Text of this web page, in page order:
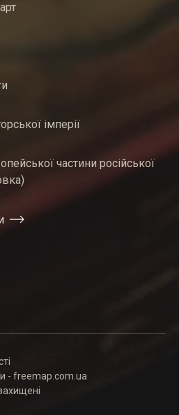
імперії
частини російської
- freemap.com.ua